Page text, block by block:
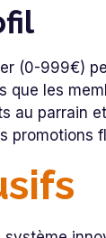
(0-999€)
que les
au parrain
promotions